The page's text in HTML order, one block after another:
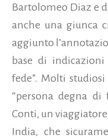
Bartolomeo Diaz e
anche una giunca
aggiunto
base di
fede”. Molti
“persona degna di
Conti, un
India, che